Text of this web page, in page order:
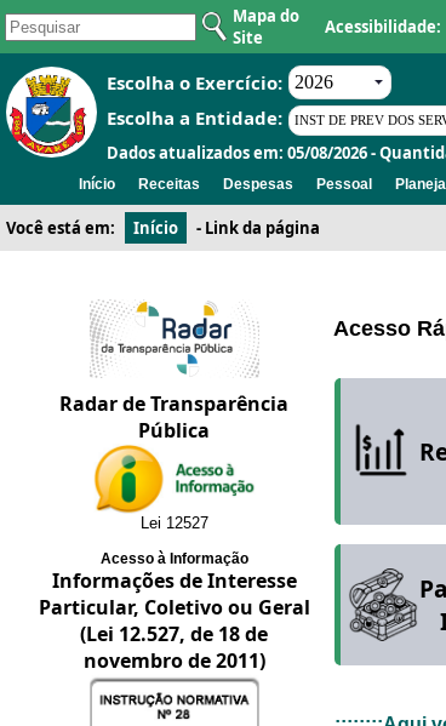
Mapa do
Site
Acessibilidade:
Escolha o Exercício:
Escolha a Entidade:
Dados atualizados em: 05/08/2026 -
Início Receitas Despesas Pessoal
Você está em: Início - Link da página